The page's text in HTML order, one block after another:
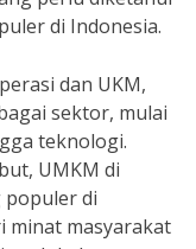
di Indonesia.
dan UKM,
sektor, mulai
teknologi.
UMKM di
populer di
minat masyarakat